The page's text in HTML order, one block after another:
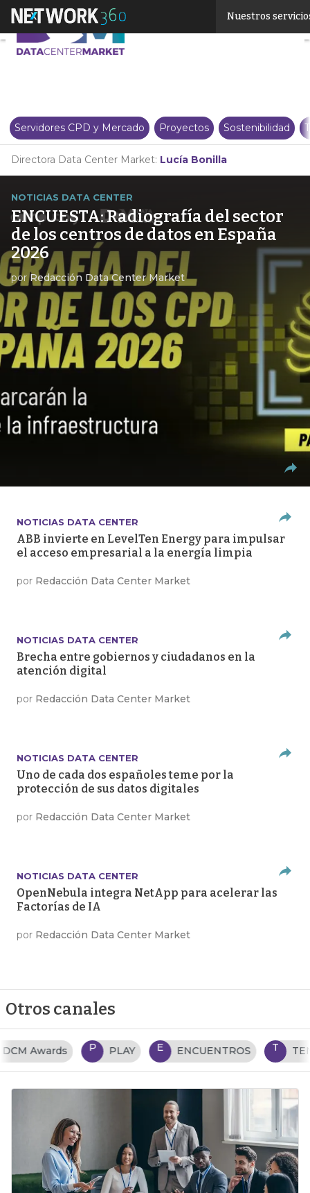
Nuestros
Servidores CPD y Mercado Proyectos Sostenibilidad
Directora Data Center Market: Lucía Bonilla
NOTICIAS DATA CENTER
ENCUESTA: Radiografía del sector
de los centros de datos en España
2026
porRedacción Data Center Market
NOTICIAS DATA CENTER
ABB invierte en LevelTen Energy para impulsar
el acceso empresarial a la energía limpia
por Redacción Data Center Market
NOTICIAS DATA CENTER
Brecha entre gobiernos y ciudadanos en la
atención digital
por Redacción Data Center Market
NOTICIAS DATA CENTER
Uno de cada dos españoles teme por la
protección de sus datos digitales
por Redacción Data Center Market
NOTICIAS DATA CENTER
OpenNebula integra NetApp para acelerar las
Factorías de IA
por Redacción Data Center Market
Otros canales
P PLAY E ENCUENTROS T TENDENCIAS TI